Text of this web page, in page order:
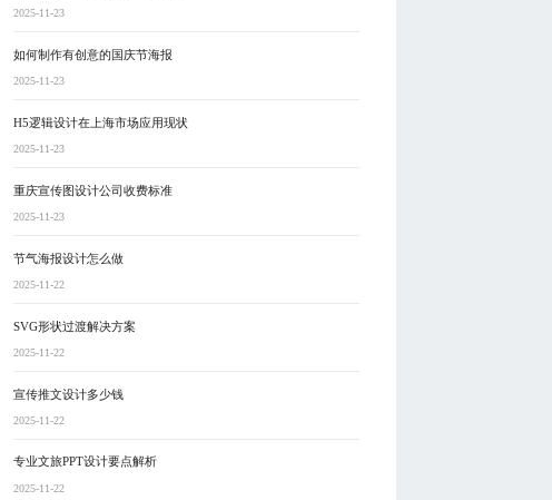
2025-11-23
如何制作有创意的国庆节海报
2025-11-23
H5逻辑设计在上海市场应用现状
2025-11-23
重庆宣传图设计公司收费标准
2025-11-23
节气海报设计怎么做
2025-11-22
SVG形状过渡解决方案
2025-11-22
宣传推文设计多少钱
2025-11-22
专业文旅PPT设计要点解析
2025-11-22